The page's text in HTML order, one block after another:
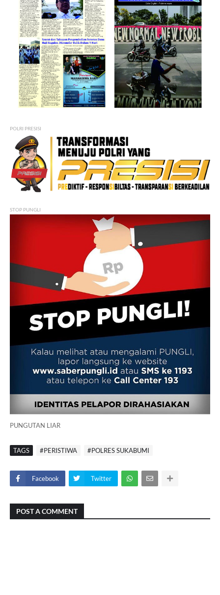
POLRI PRESISI
STOP PUNGLI
PUNGUTAN LIAR
TAGS #PERISTIWA #POLRES SUKABUMI
Facebook Twitter
POST A COMMENT